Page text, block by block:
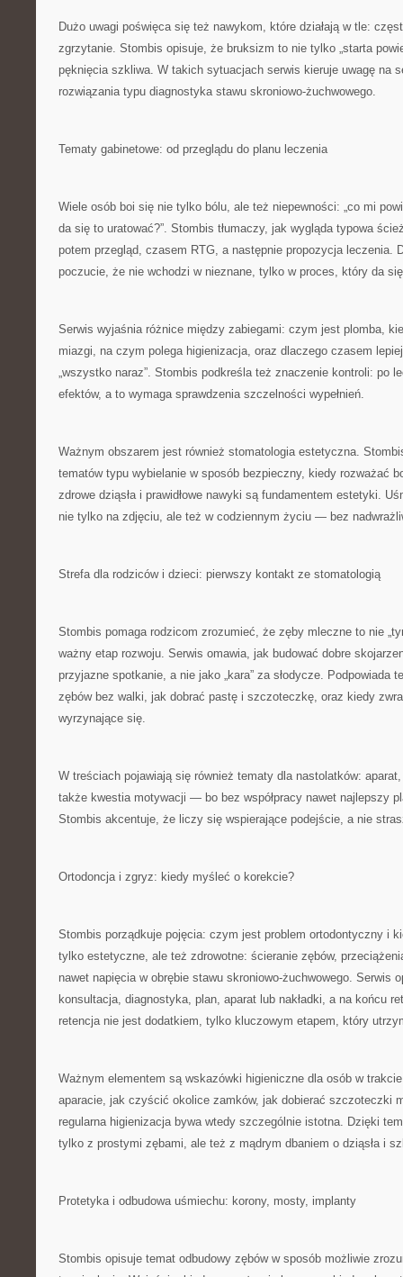
Dużo uwagi poświęca się też nawykom, które działają w tle:
zgrzytanie. Stombis opisuje, że bruksizm to nie tylko „starta
pęknięcia szkliwa. W takich sytuacjach serwis kieruje uwagę na
rozwiązania typu diagnostyka stawu skroniowo-żuchwowego.
Tematy gabinetowe: od przeglądu do planu leczenia
Wiele osób boi się nie tylko bólu, ale też niepewności: „co mi
da się to uratować?”. Stombis tłumaczy, jak wygląda typowa
potem przegląd, czasem RTG, a następnie propozycja leczenia.
poczucie, że nie wchodzi w nieznane, tylko w proces, który da się
Serwis wyjaśnia różnice między zabiegami: czym jest plomba,
miazgi, na czym polega higienizacja, oraz dlaczego czasem
„wszystko naraz”. Stombis podkreśla też znaczenie kontroli: po
efektów, a to wymaga sprawdzenia szczelności wypełnień.
Ważnym obszarem jest również stomatologia estetyczna.
tematów typu wybielanie w sposób bezpieczny, kiedy rozważać
zdrowe dziąsła i prawidłowe nawyki są fundamentem estetyki.
nie tylko na zdjęciu, ale też w codziennym życiu — bez
Strefa dla rodziców i dzieci: pierwszy kontakt ze stomatologią
Stombis pomaga rodzicom zrozumieć, że zęby mleczne to nie
ważny etap rozwoju. Serwis omawia, jak budować dobre
przyjazne spotkanie, a nie jako „kara” za słodycze. Podpowiada
zębów bez walki, jak dobrać pastę i szczoteczkę, oraz kiedy
wyrzynające się.
W treściach pojawiają się również tematy dla nastolatków:
także kwestia motywacji — bo bez współpracy nawet najlepszy
Stombis akcentuje, że liczy się wspierające podejście, a nie
Ortodoncja i zgryz: kiedy myśleć o korekcie?
Stombis porządkuje pojęcia: czym jest problem ortodontyczny i
tylko estetyczne, ale też zdrowotne: ścieranie zębów,
nawet napięcia w obrębie stawu skroniowo-żuchwowego. Serwis
konsultacja, diagnostyka, plan, aparat lub nakładki, a na końcu
retencja nie jest dodatkiem, tylko kluczowym etapem, który
Ważnym elementem są wskazówki higieniczne dla osób w
aparacie, jak czyścić okolice zamków, jak dobierać szczoteczki
regularna higienizacja bywa wtedy szczególnie istotna. Dzięki
tylko z prostymi zębami, ale też z mądrym dbaniem o dziąsła i
Protetyka i odbudowa uśmiechu: korony, mosty, implanty
Stombis opisuje temat odbudowy zębów w sposób możliwie